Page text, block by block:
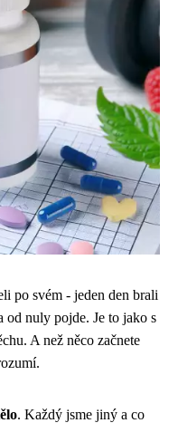
po svém - jeden den brali
od nuly pojde. Je to jako s
A než něco začnete
. Každý jsme jiný a co